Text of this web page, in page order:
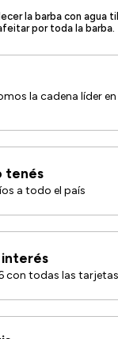
la barba con agua
por toda la barba.
la cadena líder
tenés
a todo el país
interés
con todas las tarjetas